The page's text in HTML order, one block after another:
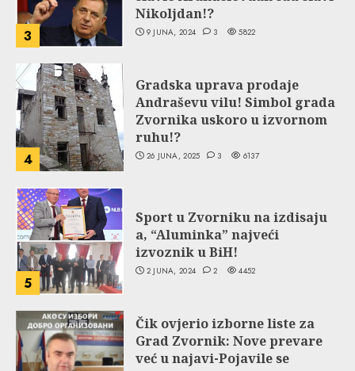
3
Nikoljdan!?
9 JUNA, 2024 3 5822
4
Gradska uprava prodaje
Andraševu vilu! Simbol grada
Zvornika uskoro u izvornom
ruhu!?
26 JUNA, 2025 3 6137
5
Sport u Zvorniku na izdisaju
a, “Aluminka” najveći
izvoznik u BiH!
2 JUNA, 2024 2 4452
Čik ovjerio izborne liste za
Grad Zvornik: Nove prevare
već u najavi-Pojavile se